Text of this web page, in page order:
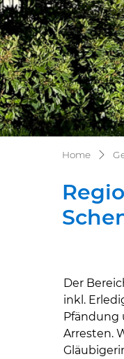
Home
Der
inkl.
Pfändung
Arresten.